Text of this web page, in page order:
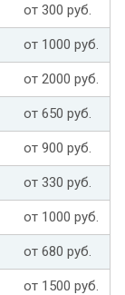
от 300 руб.
от 1000 руб.
от 2000 руб.
от 650 руб.
от 900 руб.
от 330 руб.
от 1000 руб.
от 680 руб.
от 1500 руб.